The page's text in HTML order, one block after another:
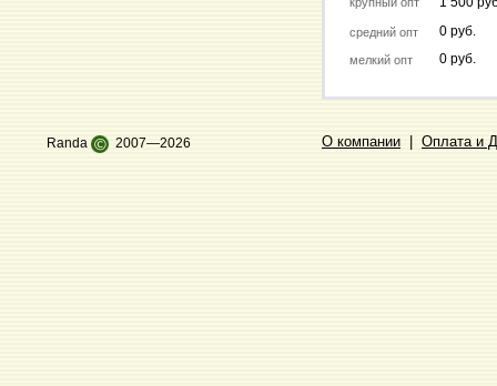
средний опт 0 руб.
мелкий опт 0 руб.
Randa © 2007—2026 О компании Оплата и